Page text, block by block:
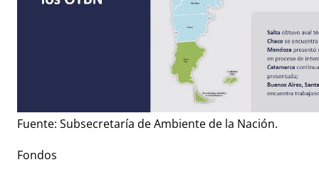
Fuente: Subsecretaría de Ambiente de la Nación.
Fondos